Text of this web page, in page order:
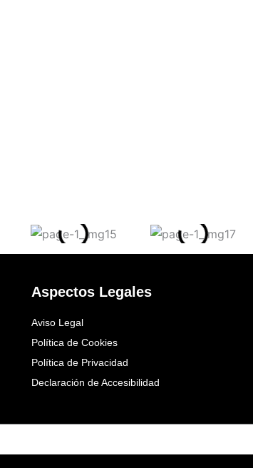
Aspectos Legales
Aviso Legal
Política de Cookies
Política de Privacidad
Declaración de Accesibilidad